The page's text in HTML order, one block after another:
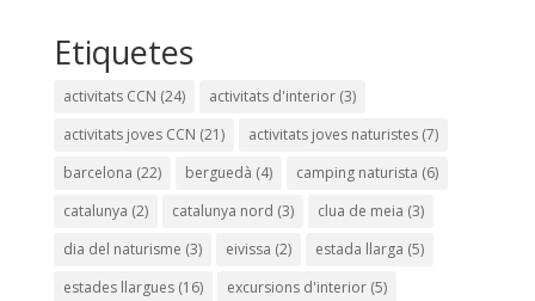
Etiquetes
activitats CCN (24) activitats d'interior(3)
activitats joves CCN (21) activitats joves naturistes(7)
barcelona (22) berguedà (4) camping naturista (6)
catalunya (2) catalunya nord (3) clua de meia (3)
dia del naturisme (3) eivissa (2) estada llarga (5)
estades llargues(16) excursions d'interior(5)